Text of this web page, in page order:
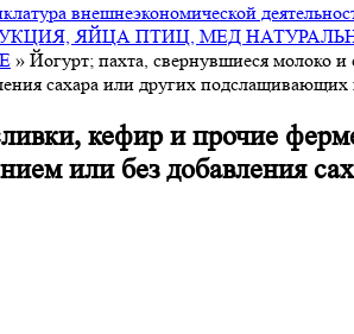
внешнеэкономической
ЯЙЦА ПТИЦ, МЕД
» Йогурт; пахта, свернувшиеся молоко
сахара или других
кефир и прочие
или без добавления